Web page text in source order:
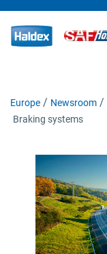
Europe Newsroom
Braking systems